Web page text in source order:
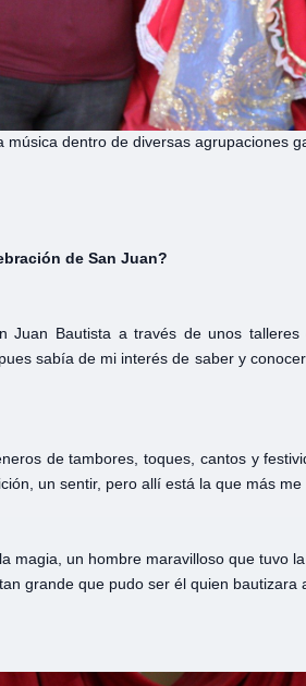
música dentro de diversas agrupaciones
de San Juan?
Juan Bautista a través de unos
sabía de mi interés de saber y
de tambores, toques, cantos y
un sentir, pero allí está la que más me
magia, un hombre maravilloso que tuvo
grande que pudo ser él quien bautizara